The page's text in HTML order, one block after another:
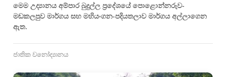
මෙම උද්‍යානය අම්පාර බුදුල්ල ප්‍රදේශයේ පොළොන්නරුව-
මඩකලපුව මාර්ගය සහ මහියංගන-පදියතලාව මාර්ගය අල්ලාගෙන
ඇත.
ජාතික වනෝද්‍යානය